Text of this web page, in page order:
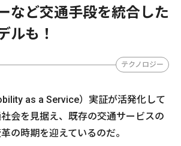
など交通手段を統合した
ルも！
テクノロジー
as a Service）実証が活発化して
会を見据え、既存の交通サービスの
の時期を迎えているのだ。